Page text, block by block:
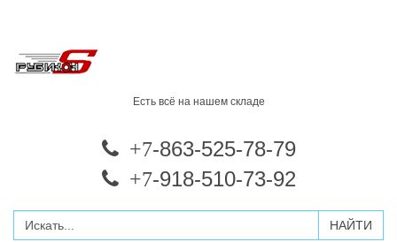
Есть всё на нашем складе
+7-863-525-78-79
+7-918-510-73-92